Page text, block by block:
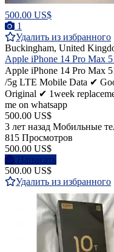
500.00 US$
1
Удалить из избранного
Buckingham, United
Apple iPhone 14 Pro Max
Apple iPhone 14 Pro Max
/5g LTE Mobile Data ✔
Original ✔ 1week
me on whatsapp
500.00 US$
3 лет назад Мобильные
815 Просмотров
500.00 US$
Написать
500.00 US$
Удалить из избранного